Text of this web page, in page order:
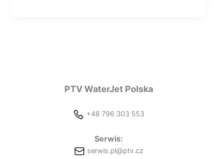
PTV WaterJet Polska
+48 796 303 553
Serwis:
serwis.pl@ptv.cz